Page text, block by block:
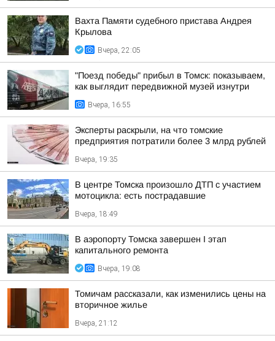
Вахта Памяти судебного пристава Андрея
Крылова
Вчера, 22:05
"Поезд победы" прибыл в Томск: показываем,
как выглядит передвижной музей изнутри
Вчера, 16:55
Эксперты раскрыли, на что томские
предприятия потратили более 3 млрд рублей
Вчера, 19:35
В центре Томска произошло ДТП с участием
мотоцикла: есть пострадавшие
Вчера, 18:49
В аэропорту Томска завершен I этап
капитального ремонта
Вчера, 19:08
Томичам рассказали, как изменились цены на
вторичное жилье
Вчера, 21:12